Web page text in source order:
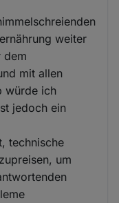
weiter
dem
mit allen
würde ich
jedoch ein
technische
um